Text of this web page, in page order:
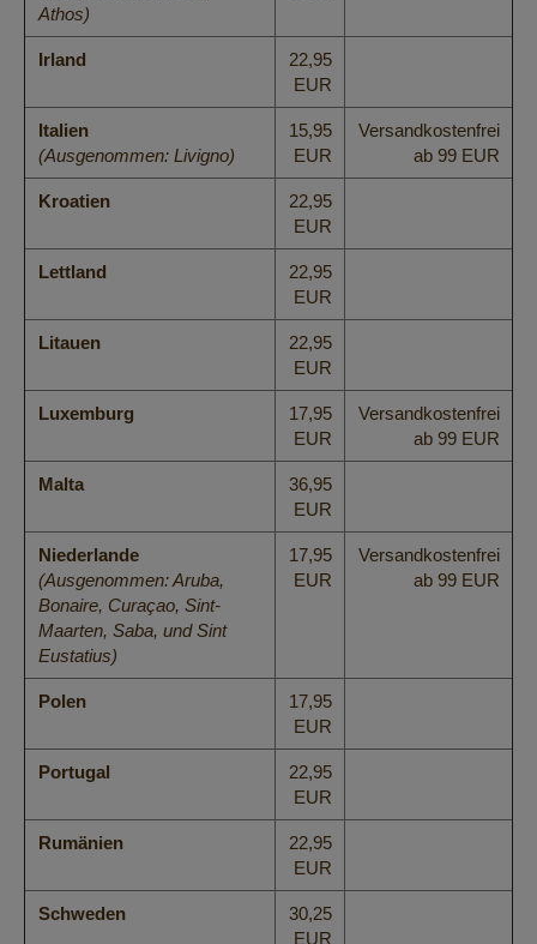
Athos)
Irland
22,95
EUR
Italien
(Ausgenommen: Livigno)
15,95
EUR
Versandkostenfrei
ab 99 EUR
Kroatien
22,95
EUR
Lettland
22,95
EUR
Litauen
22,95
EUR
Luxemburg
17,95
EUR
Versandkostenfrei
ab 99 EUR
Malta
36,95
EUR
Niederlande
(Ausgenommen: Aruba,
Bonaire, Curaçao, Sint-
Maarten, Saba, und Sint
Eustatius)
17,95
EUR
Versandkostenfrei
ab 99 EUR
Polen
17,95
EUR
Portugal
22,95
EUR
Rumänien
22,95
EUR
Schweden
30,25
EUR